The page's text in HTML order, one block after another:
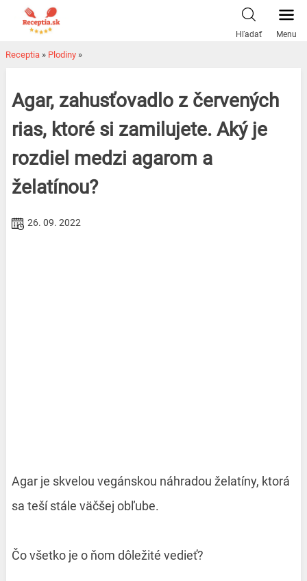
Hľadať Menu
Receptia » Plodiny »
Agar, zahusťovadlo z červených
rias, ktoré si zamilujete. Aký je
rozdiel medzi agarom a
želatínou?
26. 09. 2022
Agar je skvelou vegánskou náhradou želatíny, ktorá
sa teší stále väčšej obľube.
Čo všetko je o ňom dôležité vedieť?